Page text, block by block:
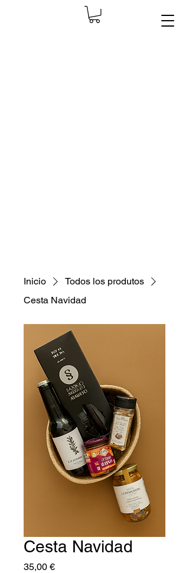
Inicio
Todos los produtos
Cesta Navidad
Cesta Navidad
35,00 €Precio